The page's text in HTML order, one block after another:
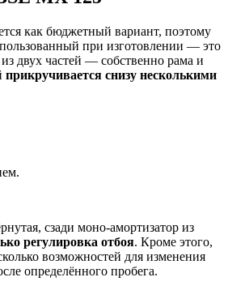
как бюджетный вариант, поэтому
при изготовлении — это
из двух частей — собственно рама и
прикручивается снизу несколькими
сзади моно-амортизатор из
регулировка отбоя. Кроме этого,
возможностей для изменения
определённого пробега.